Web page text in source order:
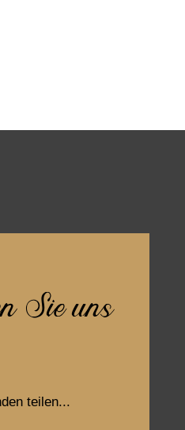
Sie uns
teilen...